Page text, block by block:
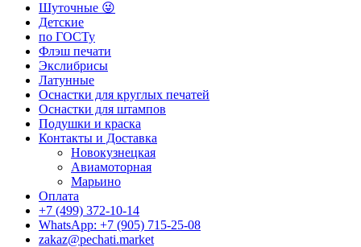
Шуточные 😜
Детские
по ГОСТу
Флэш печати
Экслибрисы
Латунные
Оснастки для круглых печатей
Оснастки для штампов
Подушки и краска
Контакты и Доставка
Новокузнецкая
Авиамоторная
Марьино
Оплата
+7 (499) 372-10-14
WhatsApp: +7 (905) 715-25-08
zakaz@pechati.market